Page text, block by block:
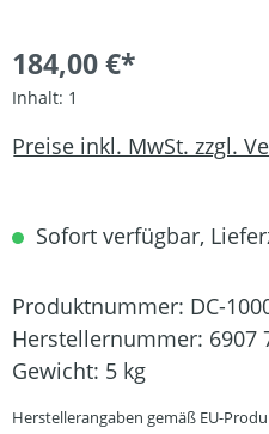
184,00 €*
Inhalt: 1
Preise inkl. MwSt. zzgl.
Sofort verfügbar,
Produktnummer: DC-
Herstellernummer: 6907
Gewicht: 5 kg
Herstellerangaben gemäß EU-